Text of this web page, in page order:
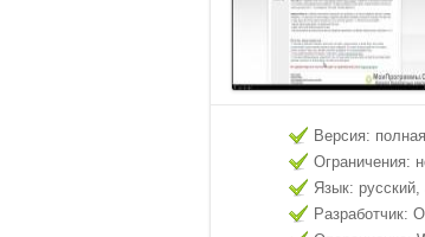
Версия:
Ограничения:
Язык: русский,
Разработчик: